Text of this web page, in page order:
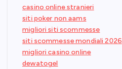
casino online stranieri
siti poker non aams
migliori siti scommesse
siti scommesse mondiali 2026
migliori casino online
dewatogel